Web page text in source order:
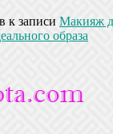
к записи Макияж
образа